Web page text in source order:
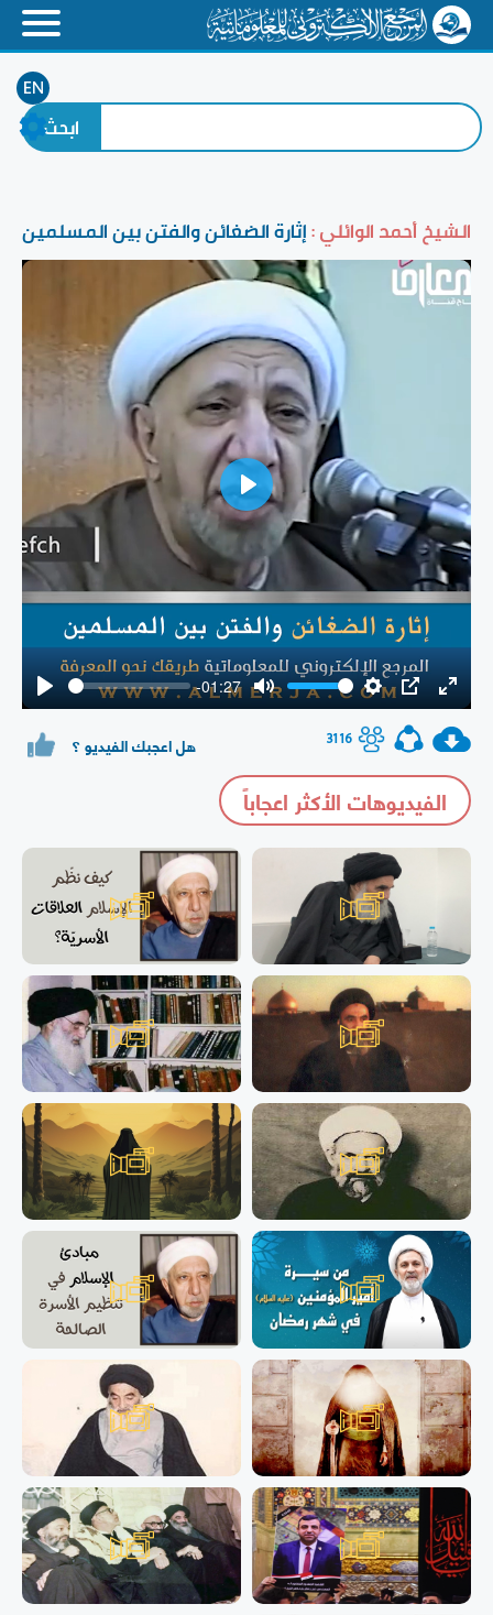
EN
الشيخ أحمد الوائلي :إثارة الضغائن والفتن بين المسلمين
Play
-01:27
Mute
Settings
PIP Enter
Play
3116 هل اعجبك الفيديو ؟
الفيديوهات الأكثر اعجاباً